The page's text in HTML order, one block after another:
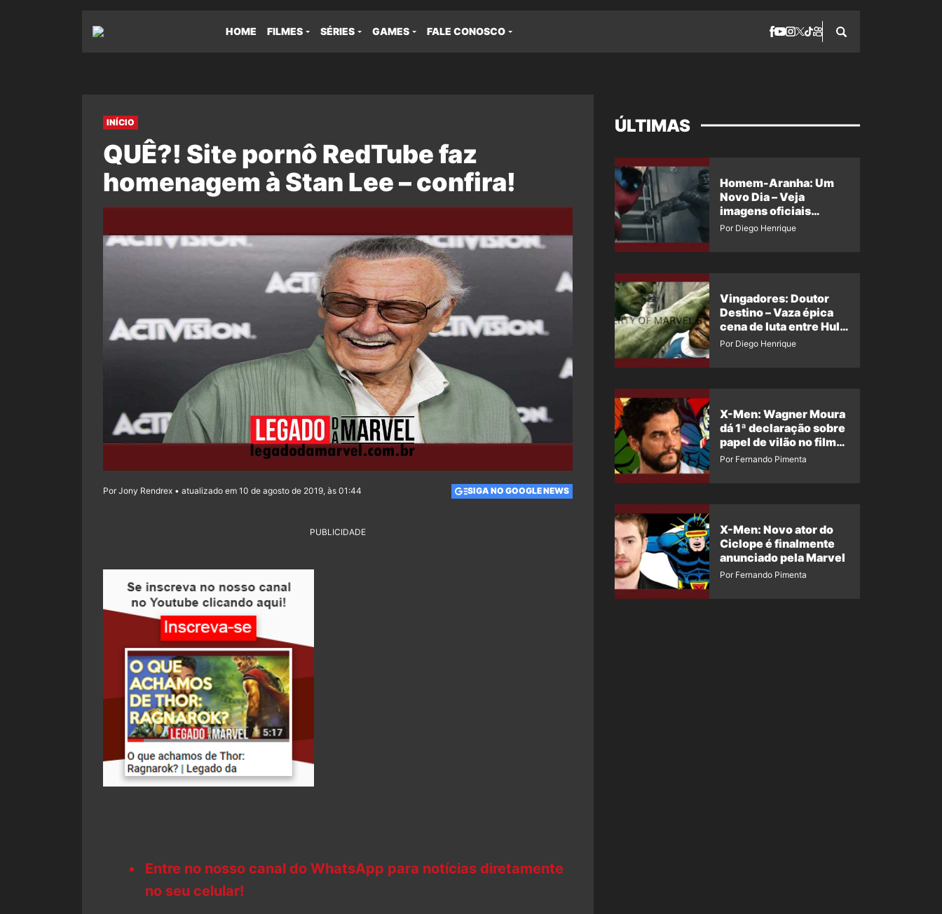
HOME FILMES SÉRIES GAMES FALE CONOSCO
INÍCIO
QUÊ?! Site pornô RedTube faz
homenagem à Stan Lee – confira!
Por Jony Rendrex • atualizado em 10 de agosto de 2019, às 01:44 SIGA NO GOOGLE NEWS
PUBLICIDADE
Entre no nosso canal do WhatsApp para notícias diretamente
no seu celular!
ÚLTIMAS
Homem-Aranha: Um
Novo Dia – Veja
imagens oficiais
descartadas do Hulk
Por Diego Henrique
Vingadores: Doutor
Destino – Vaza épica
cena de luta entre Hulk
e o Coisa
Por Diego Henrique
X-Men: Wagner Moura
dá 1ª declaração sobre
papel de vilão no filme
da Marvel
Por Fernando Pimenta
X-Men: Novo ator do
Ciclope é finalmente
anunciado pela Marvel
Por Fernando Pimenta